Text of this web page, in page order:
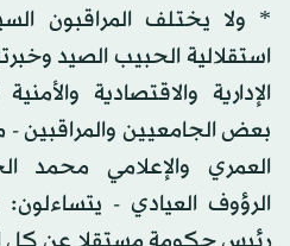
* ولا يختلف المراقبون
استقلالية الحبيب الصيد
الإدارية والاقتصادية
بعض الجامعيين والمراقبين -
العمري والإعلامي محمد
الرؤوف العيادي -